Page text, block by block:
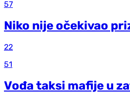
57
Niko nije očekivao
22
51
Vođa taksi mafije u